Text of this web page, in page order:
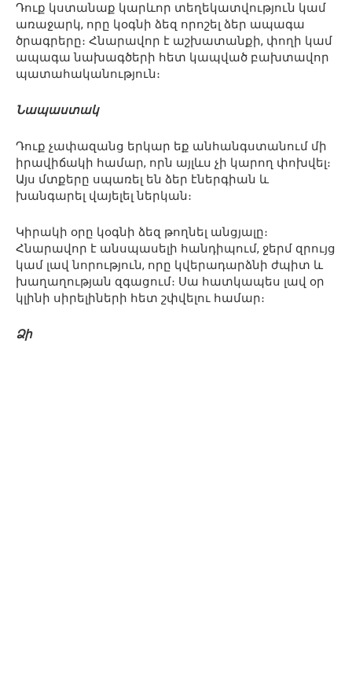
Դուք կստանաք կարևոր տեղեկատվություն կամ
առաջարկ, որը կօգնի ձեզ որոշել ձեր ապագա
ծրագրերը։ Հնարավոր է աշխատանքի, փողի կամ
ապագա նախագծերի հետ կապված բախտավոր
պատահականություն։
Նապաստակ
Դուք չափազանց երկար եք անհանգստանում մի
իրավիճակի համար, որն այլևս չի կարող փոխվել։
Այս մտքերը սպառել են ձեր էներգիան և
խանգարել վայելել ներկան։
Կիրակի օրը կօգնի ձեզ թողնել անցյալը։
Հնարավոր է անսպասելի հանդիպում, ջերմ զրույց
կամ լավ նորություն, որը կվերադարձնի ժպիտ և
խաղաղության զգացում։ Սա հատկապես լավ օր
կլինի սիրելիների հետ շփվելու համար։
Ձի